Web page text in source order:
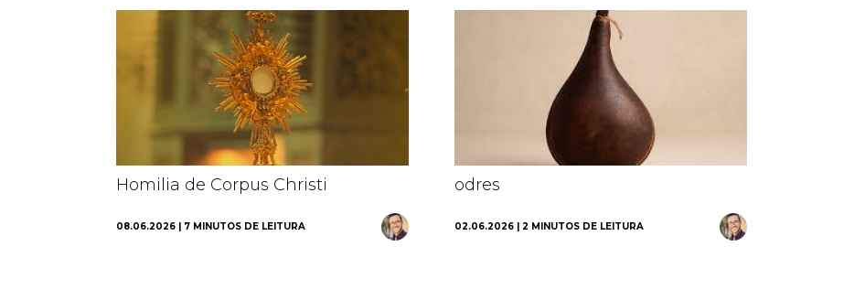
Homilia de Corpus Christi
08.06.2026 | 7 MINUTOS DE LEITURA
odres
02.06.2026 | 2 MINUTOS DE LEITURA